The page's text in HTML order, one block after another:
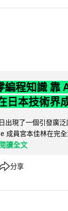
編程知識 靠
日本技術界
出現了一個引發廣
成員宮本佳林在完
讀全文
分享